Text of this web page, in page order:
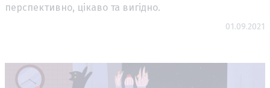
перспективно, цікаво та вигідно.
01.09.2021